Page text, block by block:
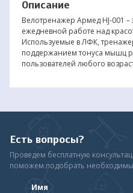
Описание
Велотренажер Армед HJ-001
ежедневной работе над
Используемые в ЛФК,
поддержанием тонуса мышц
пользователей любого
Есть вопросы?
Проведем бесплатную
поможем подобрать
Имя